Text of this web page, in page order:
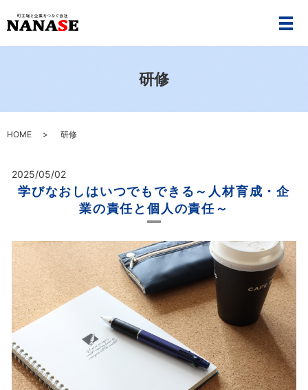
メ
研修
HOME 研修
2025/05/02
学びなおしはいつでもできる～人材育成・企
業の責任と個人の責任～